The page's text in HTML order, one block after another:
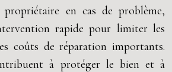
en cas de problème,
rapide pour limiter les
coûts de réparation importants.
à protéger le bien et à